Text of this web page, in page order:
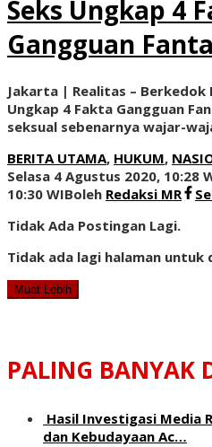
Seks Ungkap 4
Gangguan
Jakarta | Realitas – Berkedok
Ungkap 4 Fakta Gangguan
seksual sebenarnya wajar-
BERITA UTAMA, HUKUM,
Selasa 4 Agustus 2020, 10:28
10:30 WIBoleh Redaksi MR
Tidak Ada Postingan Lagi.
Tidak ada lagi halaman untuk
Muat Lebih
PALING BANYAK
Hasil Investigasi Media
dan Kebudayaan Ac…